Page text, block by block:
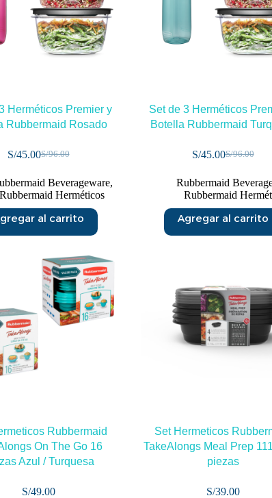
Herméticos Premier y
Rubbermaid Rosado
S/96.00
S/45.00
Beverageware,
Rubbermaid Herméticos
al carrito
Set de 3 Herméticos
Botella Rubbermaid
S/96.00
S/45.00
Rubbermaid
Rubbermaid
Agregar al carrito
Rubbermaid
On The Go 16
Azul / Turquesa
S/49.00
Set Hermeticos
TakeAlongs Meal Prep
piezas
S/39.00